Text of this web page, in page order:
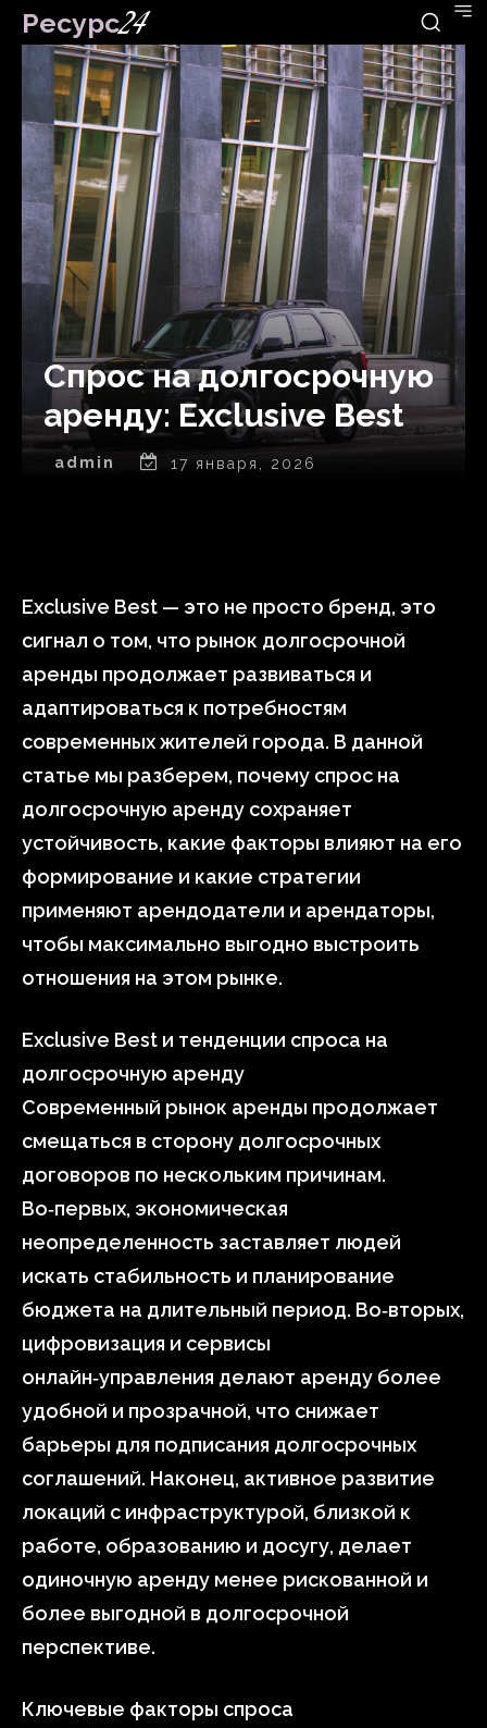
Ресурс24
Спрос на долгосрочную
аренду: Exclusive Best
admin 17 января, 2026
Exclusive Best — это не просто бренд, это
сигнал о том, что рынок долгосрочной
аренды продолжает развиваться и
адаптироваться к потребностям
современных жителей города. В данной
статье мы разберем, почему спрос на
долгосрочную аренду сохраняет
устойчивость, какие факторы влияют на его
формирование и какие стратегии
применяют арендодатели и арендаторы,
чтобы максимально выгодно выстроить
отношения на этом рынке.
Exclusive Best и тенденции спроса на
долгосрочную аренду
Современный рынок аренды продолжает
смещаться в сторону долгосрочных
договоров по нескольким причинам.
Во‑первых, экономическая
неопределенность заставляет людей
искать стабильность и планирование
бюджета на длительный период. Во‑вторых,
цифровизация и сервисы
онлайн‑управления делают аренду более
удобной и прозрачной, что снижает
барьеры для подписания долгосрочных
соглашений. Наконец, активное развитие
локаций с инфраструктурой, близкой к
работе, образованию и досугу, делает
одиночную аренду менее рискованной и
более выгодной в долгосрочной
перспективе.
Ключевые факторы спроса